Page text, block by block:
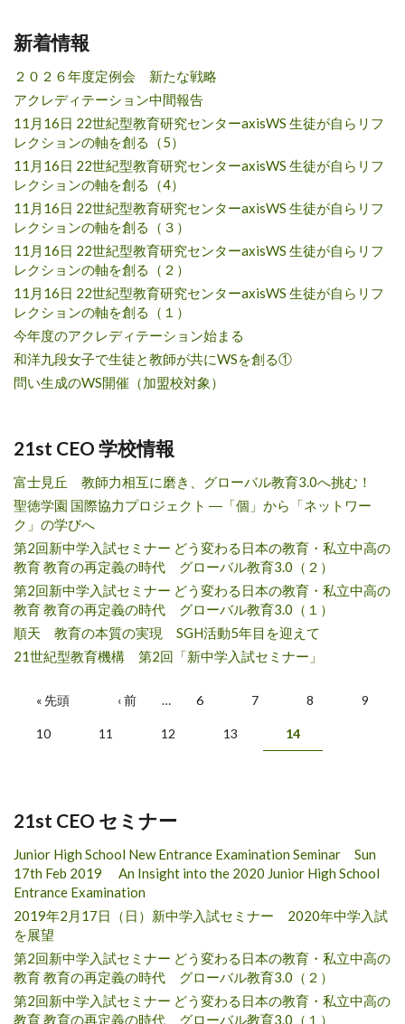
新着情報
２０２６年度定例会 新たな戦略
アクレディテーション中間報告
11月16日 22世紀型教育研究センターaxisWS 生徒が自らリフ
レクションの軸を創る（5）
11月16日 22世紀型教育研究センターaxisWS 生徒が自らリフ
レクションの軸を創る（4）
11月16日 22世紀型教育研究センターaxisWS 生徒が自らリフ
レクションの軸を創る（３）
11月16日 22世紀型教育研究センターaxisWS 生徒が自らリフ
レクションの軸を創る（２）
11月16日 22世紀型教育研究センターaxisWS 生徒が自らリフ
レクションの軸を創る（１）
今年度のアクレディテーション始まる
和洋九段女子で生徒と教師が共にWSを創る①
問い生成のWS開催（加盟校対象）
21st CEO 学校情報
富士見丘 教師力相互に磨き、グローバル教育3.0へ挑む！
聖徳学園 国際協力プロジェクト ―「個」から「ネットワー
ク」の学びへ
第2回新中学入試セミナー どう変わる日本の教育・私立中高の
教育 教育の再定義の時代 グローバル教育3.0（２）
第2回新中学入試セミナー どう変わる日本の教育・私立中高の
教育 教育の再定義の時代 グローバル教育3.0（１）
順天 教育の本質の実現 SGH活動5年目を迎えて
21世紀型教育機構 第2回「新中学入試セミナー」
Pages
« 先頭 ‹ 前 … 6 7 8 9
10 11 12 13 14
21st CEO セミナー
Junior High School New Entrance Examination Seminar Sun
17th Feb 2019 An Insight into the 2020 Junior High School
Entrance Examination
2019年2月17日（日）新中学入試セミナー 2020年中学入試
を展望
第2回新中学入試セミナー どう変わる日本の教育・私立中高の
教育 教育の再定義の時代 グローバル教育3.0（２）
第2回新中学入試セミナー どう変わる日本の教育・私立中高の
教育 教育の再定義の時代 グローバル教育3.0（１）